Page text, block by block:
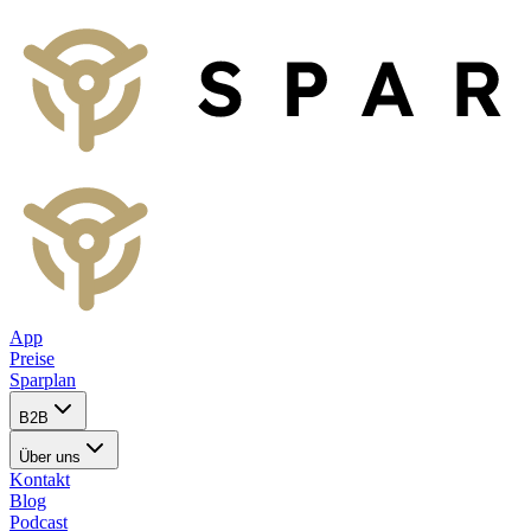
App
Preise
Sparplan
B2B
Über uns
Kontakt
Blog
Podcast